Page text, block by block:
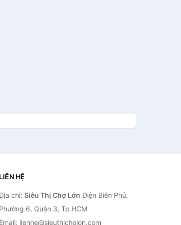
LIÊN HỆ
chỉ: Siêu Thị Chợ Lớn Điện Biên Phủ,
Phường 6, Quận 3, Tp.HCM
Email: lienhe@sieuthicholon.com